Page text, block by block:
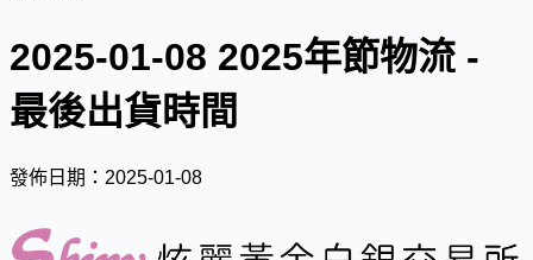
2025-01-08 2025年節物流 -
最後出貨時間
發佈日期：2025-01-08